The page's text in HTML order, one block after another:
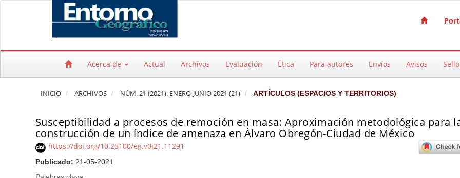
Salto rápido al contenido de la página
Navegación principal
Acerca de Actual Archivos Evaluación Ética Para autores Envíos Avisos
INICIO ARCHIVOS NÚM. 21 (2021): ENERO-JUNIO 2021 (21) ARTÍCULOS (ESPACIOS Y TERRITORIOS)
Susceptibilidad a procesos de remoción en masa: Aproximación metodológica para
construcción de un índice de amenaza en Álvaro Obregón-Ciudad de México
https://doi.org/10.25100/eg.v0i21.11291
Publicado: 21-05-2021